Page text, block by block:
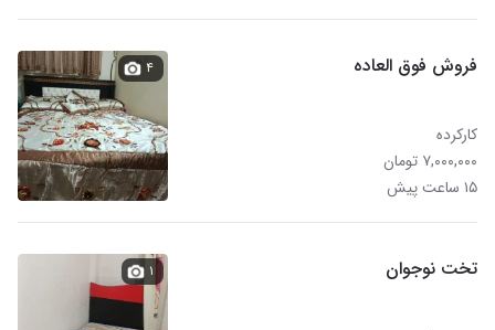
‌فروش فوق العاده ‌‌‌‌‌
کارکرده
۷,۰۰۰,۰۰۰ تومان
۱۵ ساعت پیش
۴
تخت نوجوان ۱